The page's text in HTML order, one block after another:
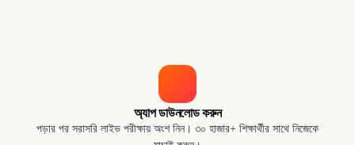
অ্যাপ ডাউনলোড করুন
পড়ার পর সরাসরি লাইভ পরীক্ষায় অংশ নিন। ৩০ হাজার+ শিক্ষার্থীর সাথে নিজেকে